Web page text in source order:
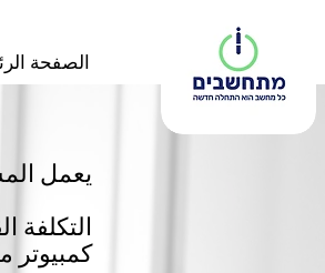
الصفحة
يعمل
كمبيوتر